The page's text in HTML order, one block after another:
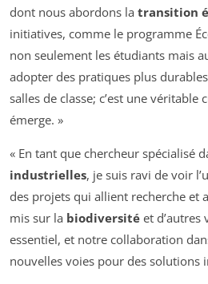
dont nous abordons la transition
initiatives, comme le programme
non seulement les étudiants mais
adopter des pratiques plus
salles de classe; c’est une
émerge. »
« En tant que chercheur spécialisé
industrielles, je suis ravi de voir
des projets qui allient recherche et
mis sur la biodiversité et
essentiel, et notre collaboration
nouvelles voies pour des solutions